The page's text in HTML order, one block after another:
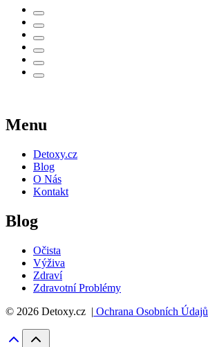
Menu
Detoxy.cz
Blog
O Nás
Kontakt
Blog
Očista
Výživa
Zdraví
Zdravotní Problémy
© 2026 Detoxy.cz | Ochrana Osobních Údajů